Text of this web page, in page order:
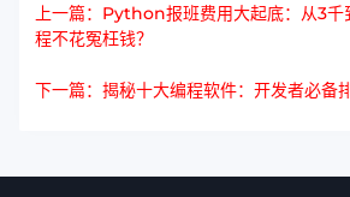
上一篇：Python报班费用大起底：从3千
程不花冤枉钱？
下一篇：揭秘十大编程软件：开发者必备